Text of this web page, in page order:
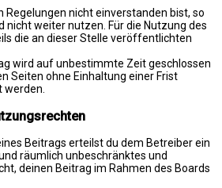
Regelungen nicht einverstanden bist, so
nicht weiter nutzen. Für die Nutzung des
die an dieser Stelle veröffentlichten
wird auf unbestimmte Zeit geschlossen
Seiten ohne Einhaltung einer Frist
werden.
Beitrags erteilst du dem Betreiber ein
räumlich unbeschränktes und
deinen Beitrag im Rahmen des Boards